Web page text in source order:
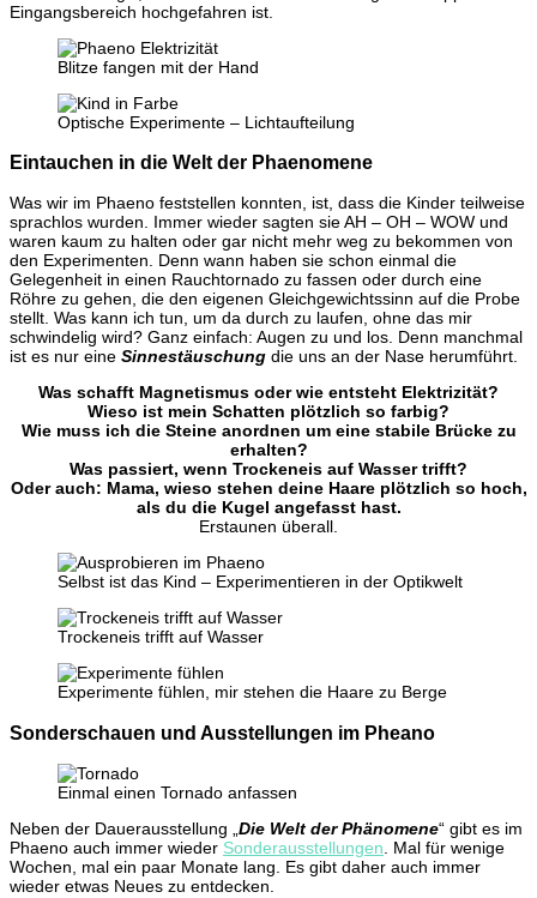
Eingangsbereich hochgefahren ist.
Blitze fangen mit der Hand
Optische Experimente – Lichtaufteilung
Eintauchen in die Welt der Phaenomene
Was wir im Phaeno feststellen konnten, ist, dass die Kinder teilweise
sprachlos wurden. Immer wieder sagten sie AH – OH – WOW und
waren kaum zu halten oder gar nicht mehr weg zu bekommen von
den Experimenten. Denn wann haben sie schon einmal die
Gelegenheit in einen Rauchtornado zu fassen oder durch eine
Röhre zu gehen, die den eigenen Gleichgewichtssinn auf die Probe
stellt. Was kann ich tun, um da durch zu laufen, ohne das mir
schwindelig wird? Ganz einfach: Augen zu und los. Denn manchmal
ist es nur eine Sinnestäuschung die uns an der Nase herumführt.
Was schafft Magnetismus oder wie entsteht Elektrizität?
Wieso ist mein Schatten plötzlich so farbig?
Wie muss ich die Steine anordnen um eine stabile Brücke zu
erhalten?
Was passiert, wenn Trockeneis auf Wasser trifft?
Oder auch: Mama, wieso stehen deine Haare plötzlich so hoch,
als du die Kugel angefasst hast.
Erstaunen überall.
Selbst ist das Kind – Experimentieren in der Optikwelt
Trockeneis trifft auf Wasser
Experimente fühlen, mir stehen die Haare zu Berge
Sonderschauen und Ausstellungen im Pheano
Einmal einen Tornado anfassen
Neben der Dauerausstellung „ Die Welt der Phänomene“ gibt es im
Phaeno auch immer wieder Sonderausstellungen . Mal für wenige
Wochen, mal ein paar Monate lang. Es gibt daher auch immer
wieder etwas Neues zu entdecken.